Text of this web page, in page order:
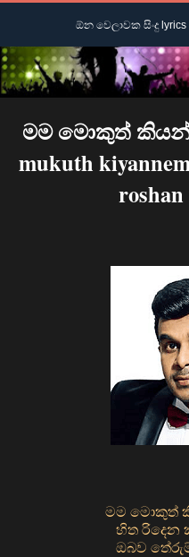
මම මොකුත්
mukuth
මම මොකුත්
හිත රිදෙන
ඔබව
ඕන වෙලාවක සිංදු